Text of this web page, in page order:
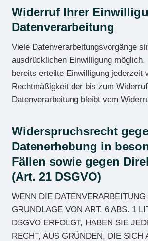
Widerruf Ihrer
Datenverarbeitung
Viele Datenverarbeitungsvorgänge
ausdrücklichen Einwilligung möglich.
bereits erteilte Einwilligung jederzeit
Rechtmäßigkeit der bis zum
Datenverarbeitung bleibt vom
Widerspruchsrecht
Datenerhebung in
Fällen sowie gegen
(Art. 21 DSGVO)
WENN DIE DATENVERARBEITUNG
GRUNDLAGE VON ART. 6 ABS. 1
DSGVO ERFOLGT, HABEN SIE
RECHT, AUS GRÜNDEN, DIE SICH